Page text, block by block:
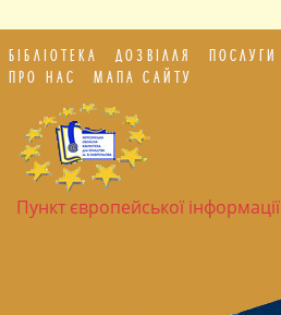
БІБЛІОТЕКА ДОЗВІЛЛЯ ПОСЛУГИ
ПРО НАС
МАПА САЙТУ
Пункт європейської інформації